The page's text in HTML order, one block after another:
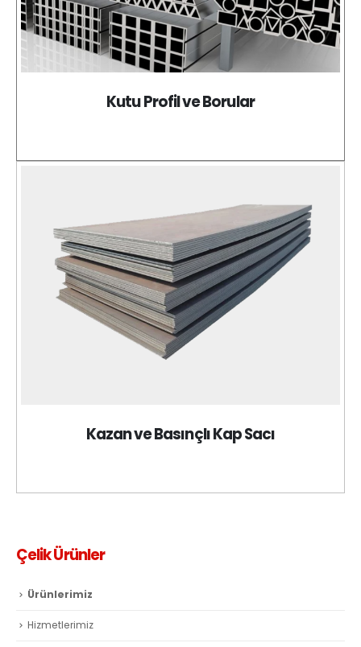
Kutu Profil ve Borular
Kazan ve Basınçlı Kap Sacı
Çelik Ürünler
Ürünlerimiz
Hizmetlerimiz